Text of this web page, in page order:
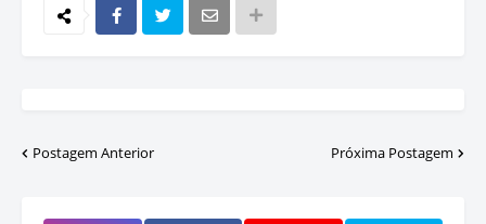
Postagem Anterior Próxima Postagem